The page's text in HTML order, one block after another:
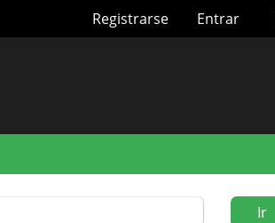
Registrarse Entrar
Ir